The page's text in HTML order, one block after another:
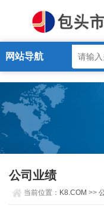
K8.COM
网站导航
公司业绩
当前位置： K8.COM >>